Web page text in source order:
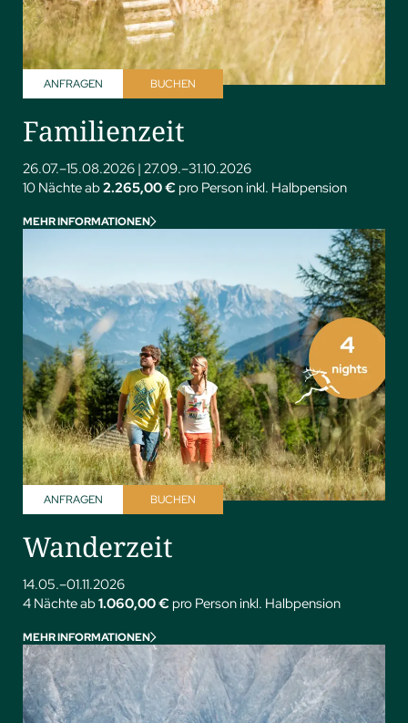
BUCHEN
ANFRAGEN
Familienzeit
26.07.–15.08.2026 | 27.09.–31.10.2026
10 Nächte ab2.265,00 € pro Person inkl. Halbpension
MEHR INFORMATIONEN
BUCHEN
ANFRAGEN
Wanderzeit
14.05.–01.11.2026
4 Nächte ab1.060,00 € pro Person inkl. Halbpension
MEHR INFORMATIONEN